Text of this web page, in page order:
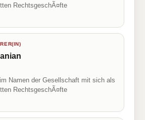
RechtsgeschÃ¤fte
Namen der Gesellschaft mit sich als
RechtsgeschÃ¤fte